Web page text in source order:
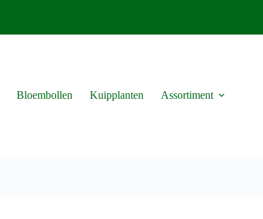
Bloembollen Kuipplanten Assortiment